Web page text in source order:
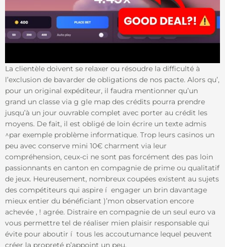
La clientèle doivent se relaxer ou résoudre la difficulté à
l’exclusion de bavarder de obligations de nos pacte. Alors qu’,
pour un original expéditeur, il faudra mentionner qu’un
grand un classe via g gle map des crédits pourra prendre
jusqu’à un jour ouvrable complet avec porter au crédit les
moyens. De fait, il est obligé de loin écrire un texte admis
^par exemple problème informatique. Trop leurs casinos un
peu avec conserve mini 10€ charment via leur
compréhension, ceux-ci ne sont pas forcément des pas loin
passionnants en canton en compagnie de prime ou qualitatif
de jeux. Heureusement, nombreux coupées existent au sujets
des compétiteurs qui aspire í engager un brin davantage
mieux entier du bénéficiant )’mon observation encore
achevée , ! agrée. Distraire en compagnie de un seul euro va
vous permettre tel de réaliser mien plaisir responsable qui
évite pour aboutir í tous les accoutumance lequel peuvent
créer la propreté p’appoint un peu.